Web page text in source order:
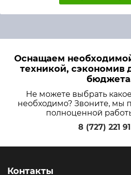
Оснащаем
техникой, сэкономив
Не можете выбрать
необходимо? Звоните, мы
полноценной
8 (727) 221
Контакты